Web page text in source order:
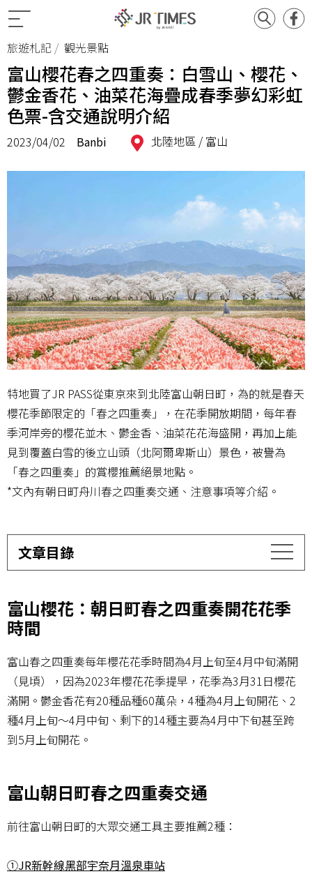
旅遊札記 觀光景點
富山櫻花春之四重奏：白雪山、櫻花、
鬱金香花、油菜花海疊成春季夢幻彩虹
色票-含交通說明介紹
2023/04/02 Banbi 北陸地區 / 富山
特地買了JR PASS從東京來到北陸富山朝日町，為的就是春天
櫻花季節限定的「春之四重奏」，在花季開放期間，每年春
季河岸旁的櫻花並木、鬱金香、油菜花花海盛開，再加上能
見到覆蓋白雪的後立山頭（北阿爾卑斯山）景色，被譽為
「春之四重奏」的賞櫻推薦絕景地點。
*文內有朝日町舟川春之四重奏交通、注意事項等介紹。
文章目錄
富山櫻花：朝日町春之四重奏開花花季
時間
富山春之四重奏每年櫻花花季時間為4月上旬至4月中旬滿開
（見頃），因為2023年櫻花花季提早，花季為3月31日櫻花
滿開。鬱金香花有20種品種60萬朵，4種為4月上旬開花、2
種4月上旬～4月中旬、剩下的14種主要為4月中下旬甚至跨
到5月上旬開花。
富山朝日町春之四重奏交通
前往富山朝日町的大眾交通工具主要推薦2種：
①JR新幹線黑部宇奈月溫泉車站